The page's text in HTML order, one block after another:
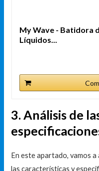
My Wave - Batidora
Líquidos...
3. Análisis de
En este apartado, vamos
las características y